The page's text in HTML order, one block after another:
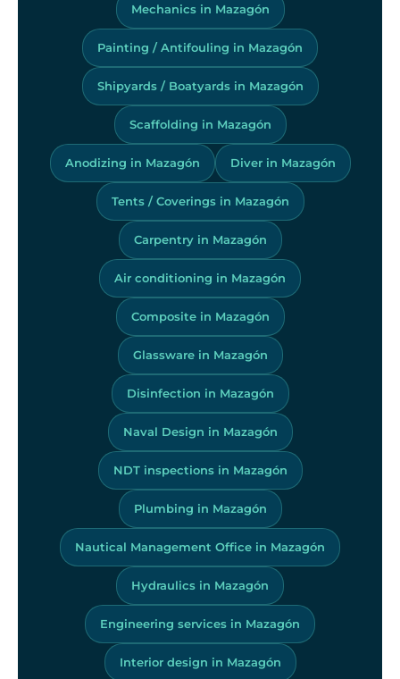
Mechanics in Mazagón
Painting / Antifouling in Mazagón
Shipyards / Boatyards in Mazagón
Scaffolding in Mazagón
Anodizing in Mazagón Diver in Mazagón
Tents / Coverings in Mazagón
Carpentry in Mazagón
Air conditioning in Mazagón
Composite in Mazagón
Glassware in Mazagón
Disinfection in Mazagón
Naval Design in Mazagón
NDT inspections in Mazagón
Plumbing in Mazagón
Nautical Management Office in Mazagón
Hydraulics in Mazagón
Engineering services in Mazagón
Interior design in Mazagón